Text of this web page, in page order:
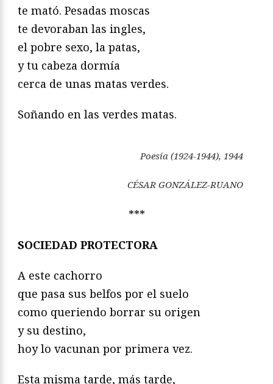
te mató. Pesadas moscas
te devoraban las ingles,
el pobre sexo, la patas,
y tu cabeza dormía
cerca de unas matas verdes.
Soñando en las verdes matas.
Poesía (1924-1944), 1944
CÉSAR GONZÁLEZ-RUANO
***
SOCIEDAD PROTECTORA
A este cachorro
que pasa sus belfos por el suelo
como queriendo borrar su origen
y su destino,
hoy lo vacunan por primera vez.
Esta misma tarde, más tarde,